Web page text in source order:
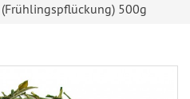
500g